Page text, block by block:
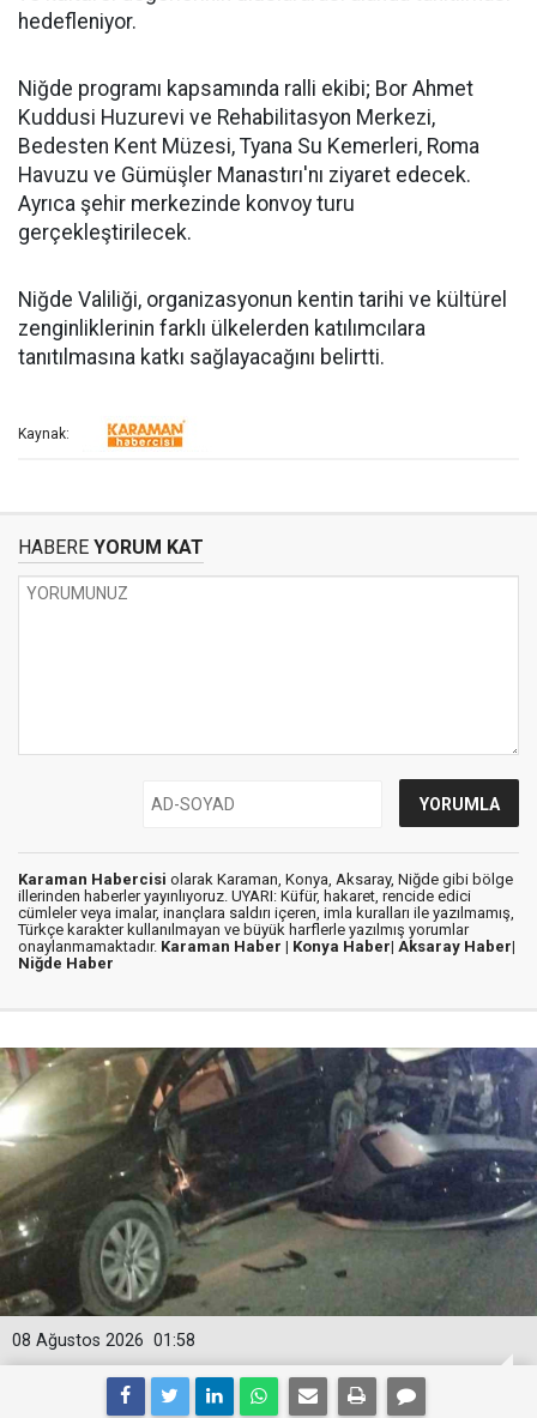
hedefleniyor.
Niğde programı kapsamında ralli ekibi; Bor Ahmet
Kuddusi Huzurevi ve Rehabilitasyon Merkezi,
Bedesten Kent Müzesi, Tyana Su Kemerleri, Roma
Havuzu ve Gümüşler Manastırı'nı ziyaret edecek.
Ayrıca şehir merkezinde konvoy turu
gerçekleştirilecek.
Niğde Valiliği, organizasyonun kentin tarihi ve kültürel
zenginliklerinin farklı ülkelerden katılımcılara
tanıtılmasına katkı sağlayacağını belirtti.
Kaynak:
HABERE YORUM KAT
Karaman Habercisi olarak Karaman, Konya, Aksaray, Niğde gibi bölge
illerinden haberler yayınlıyoruz. UYARI: Küfür, hakaret, rencide edici
cümleler veya imalar, inançlara saldırı içeren, imla kuralları ile yazılmamış,
Türkçe karakter kullanılmayan ve büyük harflerle yazılmış yorumlar
onaylanmamaktadır. Karaman Haber | Konya Haber| Aksaray Haber|
Niğde Haber
01:58
08 Ağustos 2026